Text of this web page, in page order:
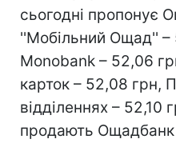
сьогодні пропонує
''Мобільний Ощад'' –
Monobank – 52,06
карток – 52,08 грн,
відділеннях –
продають